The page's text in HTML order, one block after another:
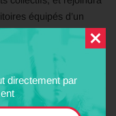
directement par
équipés d’un
objectif du
plusieurs
acte une